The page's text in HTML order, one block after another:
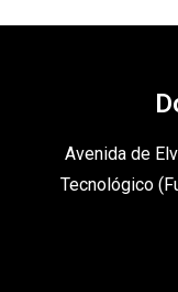
Avenida de
Tecnológico